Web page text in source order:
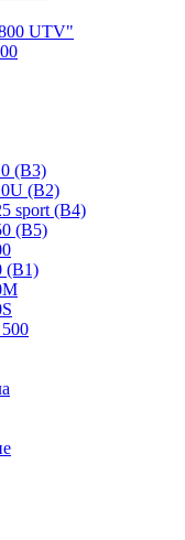
UTV"
(B3)
(B2)
sport (B4)
(B5)
(B1)